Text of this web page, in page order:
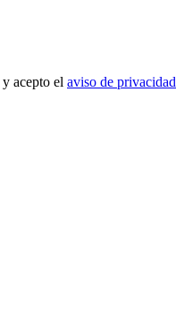
acepto el aviso de privacidad